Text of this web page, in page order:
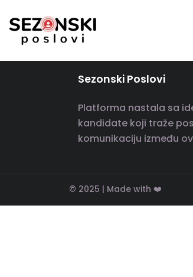
Sezonski Poslovi
Platforma nastala sa
kandidate koji traže
komunikaciju između
© 2025 | Made with ❤️